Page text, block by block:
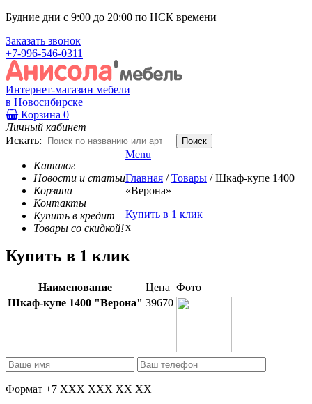
Будние дни с 9:00 до 20:00 по НСК времени
Заказать звонок
+7-996-546-0311
Интернет-магазин мебели
в Новосибирске
Корзина 0
Личный кабинет
Искать:
Каталог
Новости и статьи
Корзина
Контакты
Купить в кредит
Товары со скидкой!
Menu
Главная / Товары / Шкаф-купе 1400
«Верона»
Купить в 1 клик
x
Купить в 1 клик
Наименование Цена Фото
Шкаф-купе 1400 "Верона" 39670
Формат +7 XXX XXX XX XX